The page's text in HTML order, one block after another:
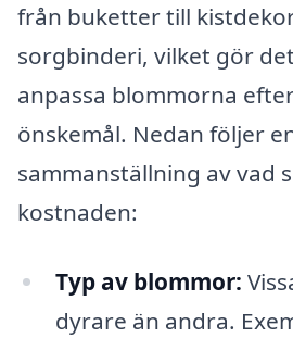
från buketter till
sorgbinderi, vilket gör
anpassa blommorna
önskemål. Nedan följer
sammanställning av vad
kostnaden:
Typ av blommor:
dyrare än andra.